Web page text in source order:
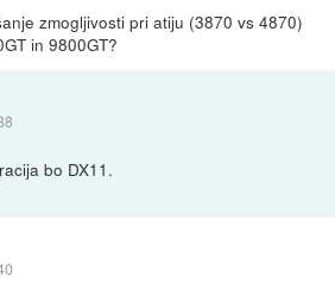
zmogljivosti pri atiju (3870 vs 4870)
in 9800GT?
bo DX11.